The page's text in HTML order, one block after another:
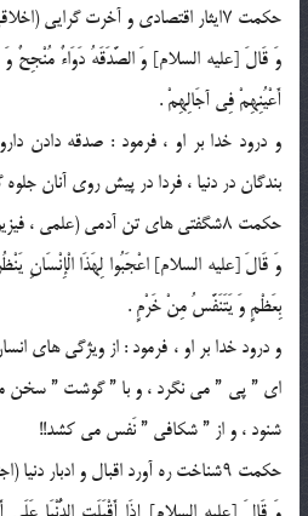
حکمت ۷ایثار اقتصادى و آخرت گرایی (اخلاقى ، اقتصادى)
وَ قَالَ [علیه السلام] وَ الصَّدَقَهُ دَوَاءٌ مُنْجِحٌ
أَعْیُنِهِمْ فِى آجَالِهِمْ .
و درود خدا بر او ، فرمود : صدقه دادن
بندگان در دنیا ، فردا در پیش روى آنان
حکمت ۸شگفتى هاى تن آدمی (علمى ، فیزیولوژى انسانى)
وَ قَالَ [علیه السلام] اعْجَبُوا لِهَذَا الْإِنْسَانِ
بِعَظْمٍ وَ یَتَنَفَّسُ مِنْ خَرْمٍ .
و درود خدا بر او ، فرمود : از ویژگى هاى
اى ” پى ” مى نگرد ، و با ” گوشت ” سخن
شنود ، و از ” شکافى ” نَفس مى کشد!!
حکمت ۹شناخت ره آورد اقبال و ادبار دنیا (اجتماعی، سیاسى)